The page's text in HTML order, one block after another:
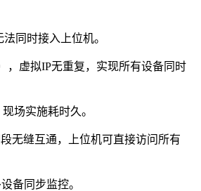
同时接入上位机。
，虚拟IP无重复，实现所有设备同时
场实施耗时久。
无缝互通，上位机可直接访问所有
备同步监控。